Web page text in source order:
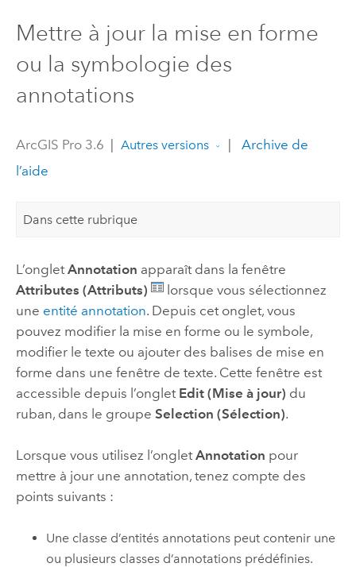
Mettre à jour la mise en forme
ou la symbologie des
annotations
ArcGIS Pro 3.6 Autres versions
Archive de
l’aide
Dans cette rubrique
L’onglet Annotation apparaît dans la fenêtre
Attributes (Attributs)
lorsque vous sélectionnez
une entité annotation. Depuis cet onglet, vous
pouvez modifier la mise en forme ou le symbole,
modifier le texte ou ajouter des balises de mise en
forme dans une fenêtre de texte. Cette fenêtre est
accessible depuis l’onglet Edit (Mise à jour) du
ruban, dans le groupe Selection (Sélection).
Lorsque vous utilisez l’onglet Annotation pour
mettre à jour une annotation, tenez compte des
points suivants :
Une classe d’entités annotations peut contenir une
ou plusieurs classes d’annotations prédéfinies.